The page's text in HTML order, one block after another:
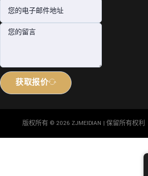
获取报价
版权所有 © 2026 ZJMEIDIAN | 保留所有权利